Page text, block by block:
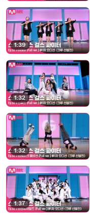
1:39
1:32
1:32
1:37